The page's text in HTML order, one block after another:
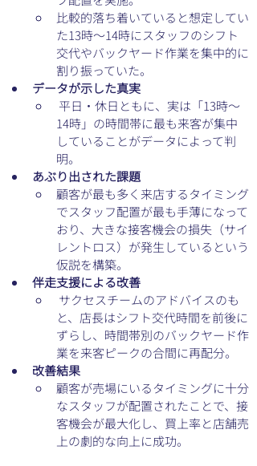
比較的落ち着いていると想定してい
た13時〜14時にスタッフのシフト
交代やバックヤード作業を集中的に
割り振っていた。
データが示した真実
14時」の時間帯に最も来客が集中
していることがデータによって判
明。
あぶり出された課題
顧客が最も多く来店するタイミング
でスタッフ配置が最も手薄になって
おり、大きな接客機会の損失（サイ
レントロス）が発生しているという
仮説を構築。
伴走支援による改善
と、店長はシフト交代時間を前後に
ずらし、時間帯別のバックヤード作
業を来客ピークの合間に再配分。
改善結果
顧客が売場にいるタイミングに十分
なスタッフが配置されたことで、接
客機会が最大化し、買上率と店舗売
上の劇的な向上に成功。